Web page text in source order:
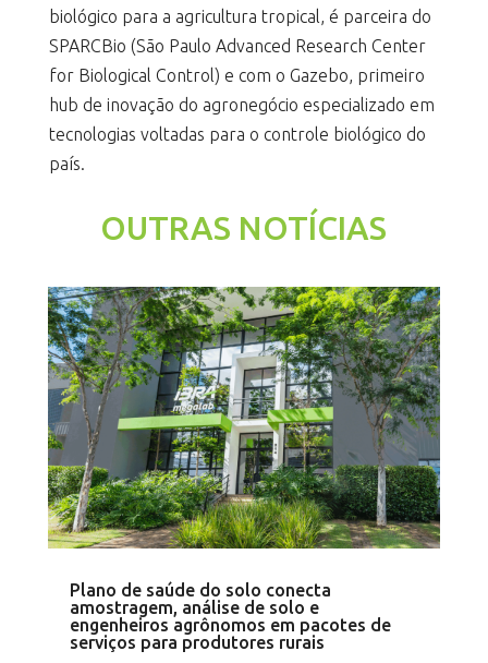
biológico para a agricultura tropical, é parceira do
SPARCBio (São Paulo Advanced Research Center
for Biological Control) e com o Gazebo, primeiro
hub de inovação do agronegócio especializado em
tecnologias voltadas para o controle biológico do
país.
OUTRAS NOTÍCIAS
Plano de saúde do solo conecta
amostragem, análise de solo e
engenheiros agrônomos em pacotes de
serviços para produtores rurais